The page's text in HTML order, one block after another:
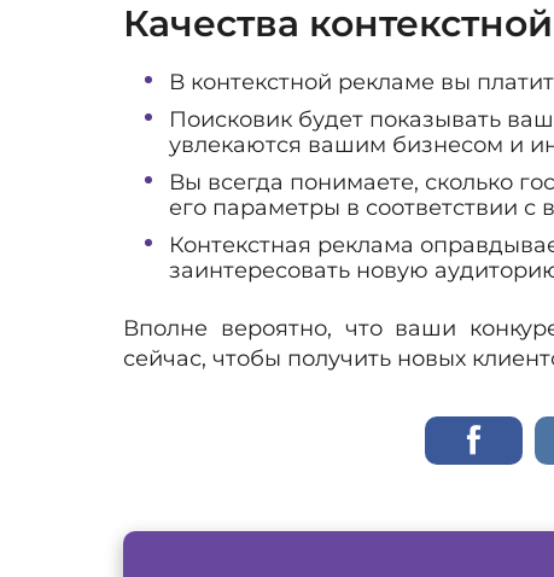
Качества
В контекстной рекламе вы
Поисковик будет показывать
увлекаются вашим бизнесом и
Вы всегда понимаете, сколько
его параметры в соответствии
Контекстная реклама
заинтересовать новую
Вполне вероятно, что ваши
сейчас, чтобы получить новых